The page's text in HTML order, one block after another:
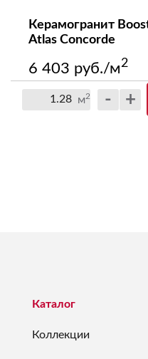
Керамогранит
Atlas Concorde
6 403 руб./м2
м2 - +
Каталог
Коллекции